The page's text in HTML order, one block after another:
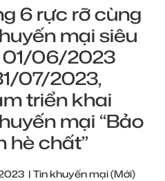
6 rực rỡ cùng
mại siêu
01/06/2023
07/2023,
triển khai
mại “Bảo
hè chất”
| Tin khuyến mại (Mới)